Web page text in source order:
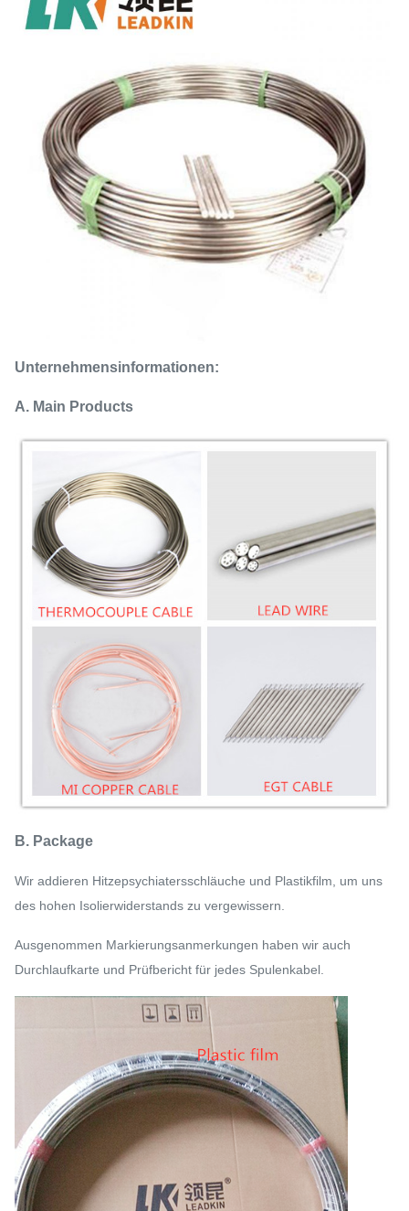
Unternehmensinformationen:
A. Main Products
B. Package
Wir addieren Hitzepsychiatersschläuche und Plastikfilm, um uns
des hohen Isolierwiderstands zu vergewissern.
Ausgenommen Markierungsanmerkungen haben wir auch
Durchlaufkarte und Prüfbericht für jedes Spulenkabel.